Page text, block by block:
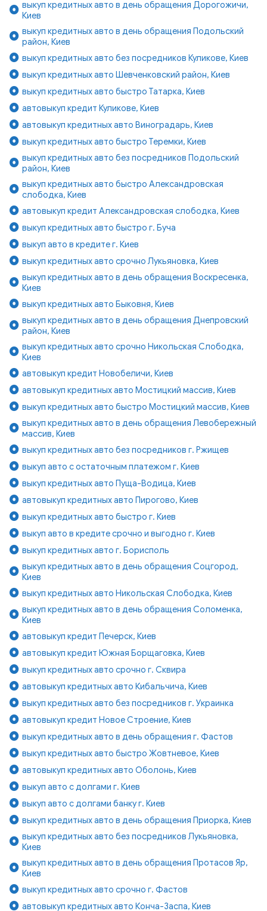
выкуп кредитных авто в день обращения Дорогожичи,
Киев
выкуп кредитных авто в день обращения Подольский
район, Киев
выкуп кредитных авто без посредников Куликове, Киев
выкуп кредитных авто Шевченковский район, Киев
выкуп кредитных авто быстро Татарка, Киев
автовыкуп кредит Куликове, Киев
автовыкуп кредитных авто Виноградарь, Киев
выкуп кредитных авто быстро Теремки, Киев
выкуп кредитных авто без посредников Подольский
район, Киев
выкуп кредитных авто быстро Александровская
слободка, Киев
автовыкуп кредит Александровская слободка, Киев
выкуп кредитных авто быстро г. Буча
выкуп авто в кредите г. Киев
выкуп кредитных авто срочно Лукьяновка, Киев
выкуп кредитных авто в день обращения Воскресенка,
Киев
выкуп кредитных авто Быковня, Киев
выкуп кредитных авто в день обращения Днепровский
район, Киев
выкуп кредитных авто срочно Никольская Слободка,
Киев
автовыкуп кредит Новобеличи, Киев
автовыкуп кредитных авто Мостицкий массив, Киев
выкуп кредитных авто быстро Мостицкий массив, Киев
выкуп кредитных авто в день обращения Левобережный
массив, Киев
выкуп кредитных авто без посредников г. Ржищев
выкуп авто с остаточным платежом г. Киев
выкуп кредитных авто Пуща-Водица, Киев
автовыкуп кредитных авто Пирогово, Киев
выкуп кредитных авто быстро г. Киев
выкуп авто в кредите срочно и выгодно г. Киев
выкуп кредитных авто г. Борисполь
выкуп кредитных авто в день обращения Соцгород,
Киев
выкуп кредитных авто Никольская Слободка, Киев
выкуп кредитных авто в день обращения Соломенка,
Киев
автовыкуп кредит Печерск, Киев
автовыкуп кредит Южная Борщаговка, Киев
выкуп кредитных авто срочно г. Сквира
автовыкуп кредитных авто Кибальчича, Киев
выкуп кредитных авто без посредников г. Украинка
автовыкуп кредит Новое Строение, Киев
выкуп кредитных авто в день обращения г. Фастов
выкуп кредитных авто быстро Жовтневое, Киев
автовыкуп кредитных авто Оболонь, Киев
выкуп авто с долгами г. Киев
выкуп авто с долгами банку г. Киев
выкуп кредитных авто в день обращения Приорка, Киев
выкуп кредитных авто без посредников Лукьяновка,
Киев
выкуп кредитных авто в день обращения Протасов Яр,
Киев
выкуп кредитных авто срочно г. Фастов
автовыкуп кредитных авто Конча-Заспа, Киев